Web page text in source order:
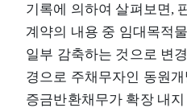
기록에 의하여 살펴보면,
계약의 내용 중 임대목적
일부 감축하는 것으로 변
경으로 주채무자인 동원
증금반환채무가 확장 내